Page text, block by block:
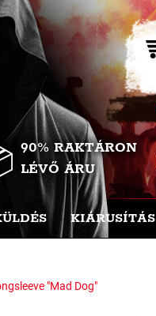
90% RAKTÁRON
LÉVŐ ÁRU
KIÁRUSÍTÁS
"Mad Dog"